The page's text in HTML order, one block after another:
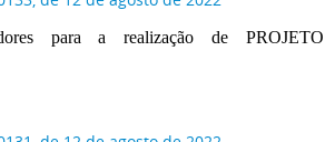
para a realização de PROJETO